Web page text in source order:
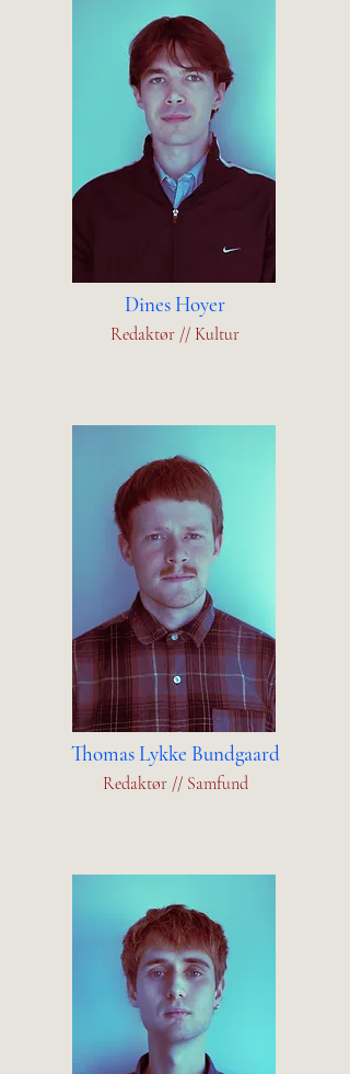
Dines Hoyer
Redaktør // Kultur
Thomas Lykke Bundgaard
Redaktør // Samfund